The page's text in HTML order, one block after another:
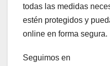
todas las medidas
estén protegidos y
online en forma segura.
Seguimos en